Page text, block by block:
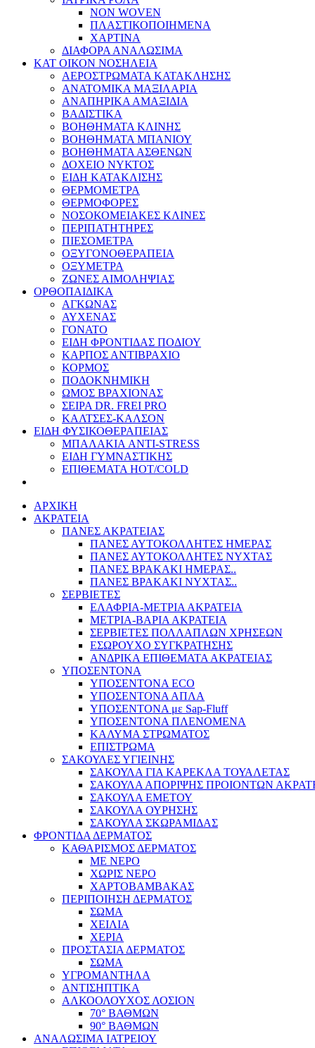
NON WOVEN
ΠΛΑΣΤΙΚΟΠΟΙΗΜΕΝΑ
ΧΑΡΤΙΝΑ
ΔΙΑΦΟΡΑ ΑΝΑΛΩΣΙΜΑ
ΚΑΤ ΟΙΚΟΝ ΝΟΣΗΛΕΙΑ
ΑΕΡΟΣΤΡΩΜΑΤΑ ΚΑΤΑΚΛΗΣΗΣ
ΑΝΑΤΟΜΙΚΑ ΜΑΞΙΛΑΡΙΑ
ΑΝΑΠΗΡΙΚΑ ΑΜΑΞΙΔΙΑ
ΒΑΔΙΣΤΙΚΑ
ΒΟΗΘΗΜΑΤΑ ΚΛΙΝΗΣ
ΒΟΗΘΗΜΑΤΑ ΜΠΑΝΙΟΥ
ΒΟΗΘΗΜΑΤΑ ΑΣΘΕΝΩΝ
ΔΟΧΕΙΟ ΝΥΚΤΟΣ
ΕΙΔΗ ΚΑΤΑΚΛΙΣΗΣ
ΘΕΡΜΟΜΕΤΡΑ
ΘΕΡΜΟΦΟΡΕΣ
ΝΟΣΟΚΟΜΕΙΑΚΕΣ ΚΛΙΝΕΣ
ΠΕΡΙΠΑΤΗΤΗΡΕΣ
ΠΙΕΣΟΜΕΤΡΑ
ΟΞΥΓΟΝΟΘΕΡΑΠΕΙΑ
ΟΞΥΜΕΤΡΑ
ΖΩΝΕΣ ΑΙΜΟΛΗΨΙΑΣ
ΟΡΘΟΠΑΙΔΙΚΑ
ΑΓΚΩΝΑΣ
ΑΥΧΕΝΑΣ
ΓΟΝΑΤΟ
ΕΙΔΗ ΦΡΟΝΤΙΔΑΣ ΠΟΔΙΟΥ
ΚΑΡΠΟΣ ΑΝΤΙΒΡΑΧΙΟ
ΚΟΡΜΟΣ
ΠΟΔΟΚΝΗΜΙΚΗ
ΩΜΟΣ ΒΡΑΧΙΟΝΑΣ
ΣΕΙΡΑ DR. FREI PRO
ΚΑΛΤΣΕΣ-ΚΑΛΣΟΝ
ΕΙΔΗ ΦΥΣΙΚΟΘΕΡΑΠΕΙΑΣ
ΜΠΑΛΑΚΙΑ ANTI-STRESS
ΕΙΔΗ ΓΥΜΝΑΣΤΙΚΗΣ
ΕΠΙΘΕΜΑΤΑ HOT/COLD
ΑΡΧΙΚΗ
ΑΚΡΑΤΕΙΑ
ΠΑΝΕΣ ΑΚΡΑΤΕΙΑΣ
ΠΑΝΕΣ ΑΥΤΟΚΟΛΛΗΤΕΣ ΗΜΕΡΑΣ
ΠΑΝΕΣ ΑΥΤΟΚΟΛΛΗΤΕΣ ΝΥΧΤΑΣ
ΠΑΝΕΣ ΒΡΑΚΑΚΙ ΗΜΕΡΑΣ..
ΠΑΝΕΣ ΒΡΑΚΑΚΙ ΝΥΧΤΑΣ..
ΣΕΡΒΙΕΤΕΣ
ΕΛΑΦΡΙΑ-ΜΕΤΡΙΑ ΑΚΡΑΤΕΙΑ
ΜΕΤΡΙΑ-ΒΑΡΙΑ ΑΚΡΑΤΕΙΑ
ΣΕΡΒΙΕΤΕΣ ΠΟΛΛΑΠΛΩΝ ΧΡΗΣΕΩΝ
ΕΣΩΡΟΥΧΟ ΣΥΓΚΡΑΤΗΣΗΣ
ΑΝΔΡΙΚΑ ΕΠΙΘΕΜΑΤΑ ΑΚΡΑΤΕΙΑΣ
ΥΠΟΣΕΝΤΟΝΑ
ΥΠΟΣΕΝΤΟΝΑ ECO
ΥΠΟΣΕΝΤΟΝΑ ΑΠΛΑ
ΥΠΟΣΕΝΤΟΝΑ με Sap-Fluff
ΥΠΟΣΕΝΤΟΝΑ ΠΛΕΝΟΜΕΝΑ
ΚΑΛΥΜΑ ΣΤΡΩΜΑΤΟΣ
ΕΠΙΣΤΡΩΜΑ
ΣΑΚΟΥΛΕΣ ΥΓΙΕΙΝΗΣ
ΣΑΚΟΥΛΑ ΓΙΑ ΚΑΡΕΚΛΑ ΤΟΥΑΛΕΤΑΣ
ΣΑΚΟΥΛΑ ΑΠΟΡΙΨΗΣ ΠΡΟΙΟΝΤΩΝ
ΣΑΚΟΥΛΑ ΕΜΕΤΟΥ
ΣΑΚΟΥΛΑ ΟΥΡΗΣΗΣ
ΣΑΚΟΥΛΑ ΣΚΩΡΑΜΙΔΑΣ
ΦΡΟΝΤΙΔΑ ΔΕΡΜΑΤΟΣ
ΚΑΘΑΡΙΣΜΟΣ ΔΕΡΜΑΤΟΣ
ΜΕ ΝΕΡΟ
ΧΩΡΙΣ ΝΕΡΟ
ΧΑΡΤΟΒΑΜΒΑΚΑΣ
ΠΕΡΙΠΟΙΗΣΗ ΔΕΡΜΑΤΟΣ
ΣΩΜΑ
ΧΕΙΛΙΑ
ΧΕΡΙΑ
ΠΡΟΣΤΑΣΙΑ ΔΕΡΜΑΤΟΣ
ΣΩΜΑ
ΥΓΡΟΜΑΝΤΗΛΑ
ΑΝΤΙΣΗΠΤΙΚΑ
ΑΛΚΟΟΛΟΥΧΟΣ ΛΟΣΙΟΝ
70° ΒΑΘΜΩΝ
90° ΒΑΘΜΩΝ
ΑΝΑΛΩΣΙΜΑ ΙΑΤΡΕΙΟΥ